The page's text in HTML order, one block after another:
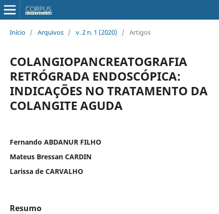
Início / Arquivos / v. 2 n. 1 (2020) / Artigos
COLANGIOPANCREATOGRAFIA
RETRÓGRADA ENDOSCÓPICA:
INDICAÇÕES NO TRATAMENTO DA
COLANGITE AGUDA
Fernando ABDANUR FILHO
Mateus Bressan CARDIN
Larissa de CARVALHO
Resumo